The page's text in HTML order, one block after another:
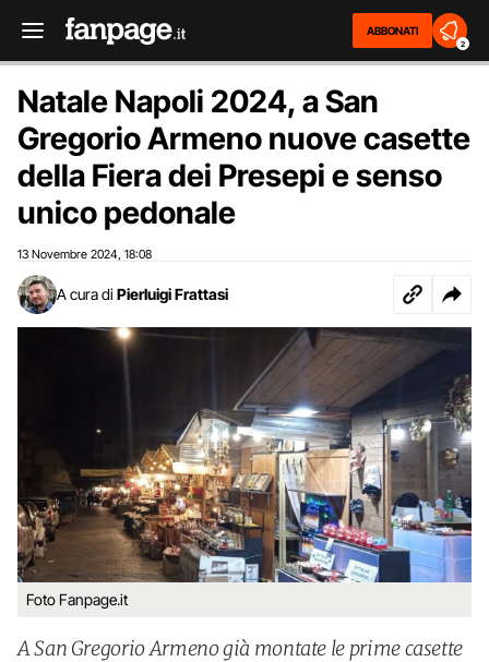
ABBONATI
2
Natale Napoli 2024, a San
Gregorio Armeno nuove casette
della Fiera dei Presepi e senso
unico pedonale
13 Novembre 2024 18:08
A cura di Pierluigi Frattasi
Foto Fanpage.it
A San Gregorio Armeno già montate le prime casette